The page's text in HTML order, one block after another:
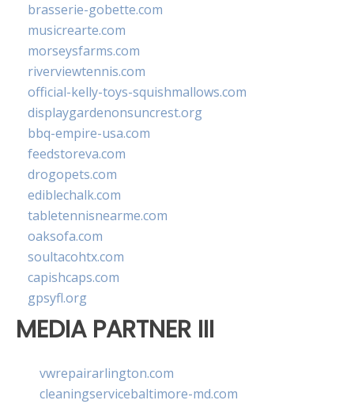
brasserie-gobette.com
musicrearte.com
morseysfarms.com
riverviewtennis.com
official-kelly-toys-squishmallows.com
displaygardenonsuncrest.org
bbq-empire-usa.com
feedstoreva.com
drogopets.com
ediblechalk.com
tabletennisnearme.com
oaksofa.com
soultacohtx.com
capishcaps.com
gpsyfl.org
MEDIA PARTNER III
vwrepairarlington.com
cleaningservicebaltimore-md.com